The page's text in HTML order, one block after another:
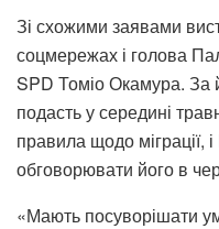
Зі схожими заявами
соцмережах і голова
SPD Томіо Окамура. За
подасть у середині
правила щодо міграції,
обговорювати його в
«Мають посуворішати